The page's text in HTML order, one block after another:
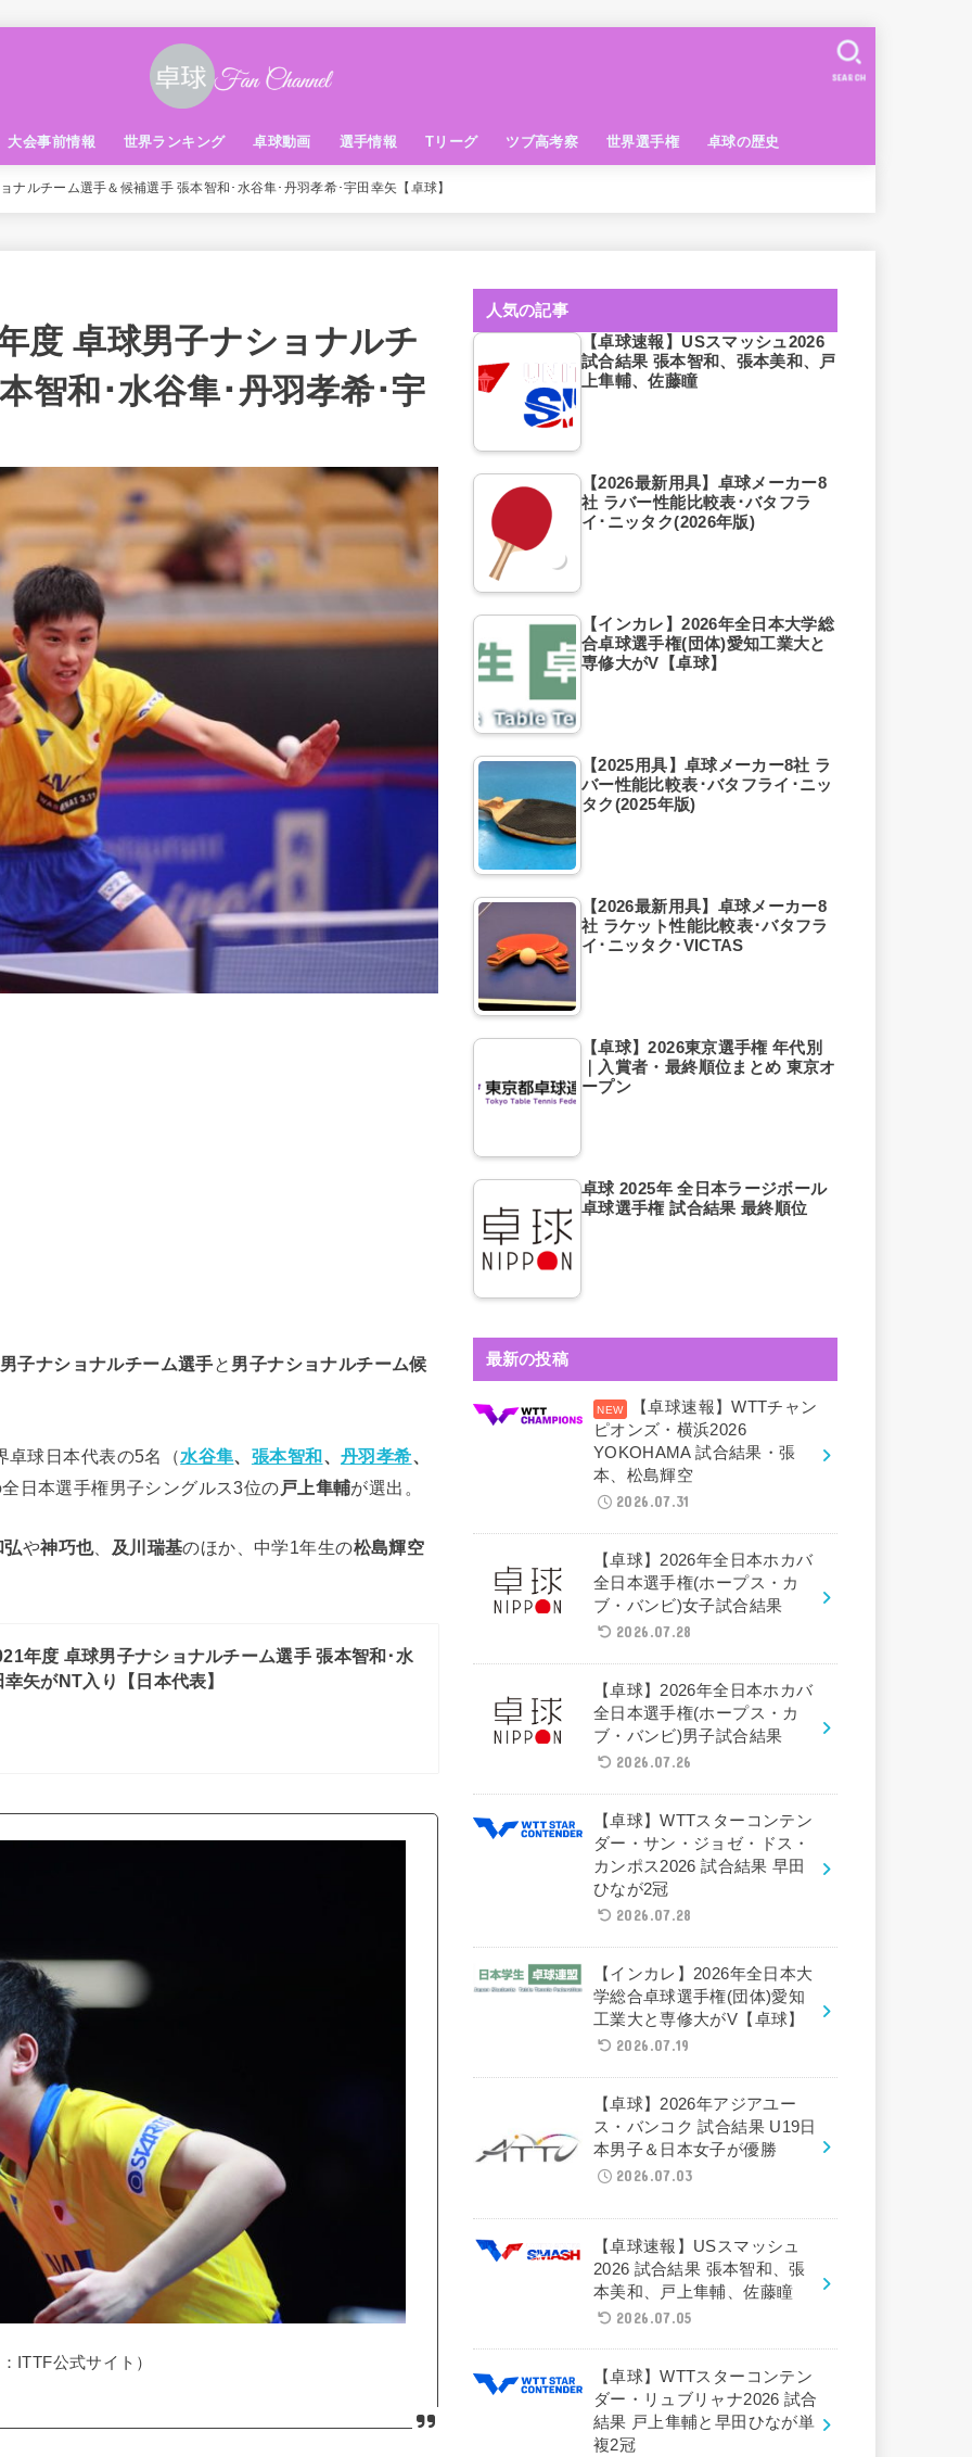
大会事前情報 世界ランキング 卓球動画 選手情報 Tリーグ ツブ高考察 世界選手権 卓球の歴史
SEARCH
ナルチーム選手＆候補選手 張本智和･水谷隼･丹羽孝希･宇田幸矢【卓球】
度 卓球男子ナショナルチ
智和･水谷隼･丹羽孝希･宇
男子ナショナルチーム選手と 男子ナショナルチーム候
卓球日本代表の5名（水谷隼、 張本智和、 丹羽孝希、
日本選手権男子シングルス3位の 戸上隼輔が選出。
弘や神巧也、 及川瑞基のほか、中学1年生の松島輝空
年度 卓球男子ナショナルチーム選手 張本智和･水
矢がNT入り【日本代表】
ITTF公式サイト）
人気の記事
【卓球速報】USスマッシュ2026
試合結果 張本智和、張本美和、戸
上隼輔、佐藤瞳
【2026最新用具】卓球メーカー8
社 ラバー性能比較表･バタフラ
イ･ニッタク(2026年版)
【インカレ】2026年全日本大学総
合卓球選手権(団体)愛知工業大と
専修大がV【卓球】
【2025用具】卓球メーカー8社 ラ
バー性能比較表･バタフライ･ニッ
タク(2025年版)
【2026最新用具】卓球メーカー8
社 ラケット性能比較表･バタフラ
イ･ニッタク･VICTAS
【卓球】2026東京選手権 年代別
｜入賞者・最終順位まとめ 東京オ
ープン
卓球 2025年 全日本ラージボール
卓球選手権 試合結果 最終順位
最新の投稿
【卓球速報】WTTチャン
ピオンズ・横浜2026
YOKOHAMA 試合結果・張
本、松島輝空
2026.07.31
【卓球】2026年全日本ホカバ
全日本選手権(ホープス・カ
ブ・バンビ)女子試合結果
2026.07.28
【卓球】2026年全日本ホカバ
全日本選手権(ホープス・カ
ブ・バンビ)男子試合結果
2026.07.26
【卓球】WTTスターコンテン
ダー・サン・ジョゼ・ドス・
カンポス2026 試合結果 早田
ひなが2冠
2026.07.28
【インカレ】2026年全日本大
学総合卓球選手権(団体)愛知
工業大と専修大がV【卓球】
2026.07.19
【卓球】2026年アジアユー
ス・バンコク 試合結果 U19日
本男子＆日本女子が優勝
2026.07.03
【卓球速報】USスマッシュ
2026 試合結果 張本智和、張
本美和、戸上隼輔、佐藤瞳
2026.07.05
【卓球】WTTスターコンテン
ダー・リュブリャナ2026 試合
結果 戸上隼輔と早田ひなが単
複2冠